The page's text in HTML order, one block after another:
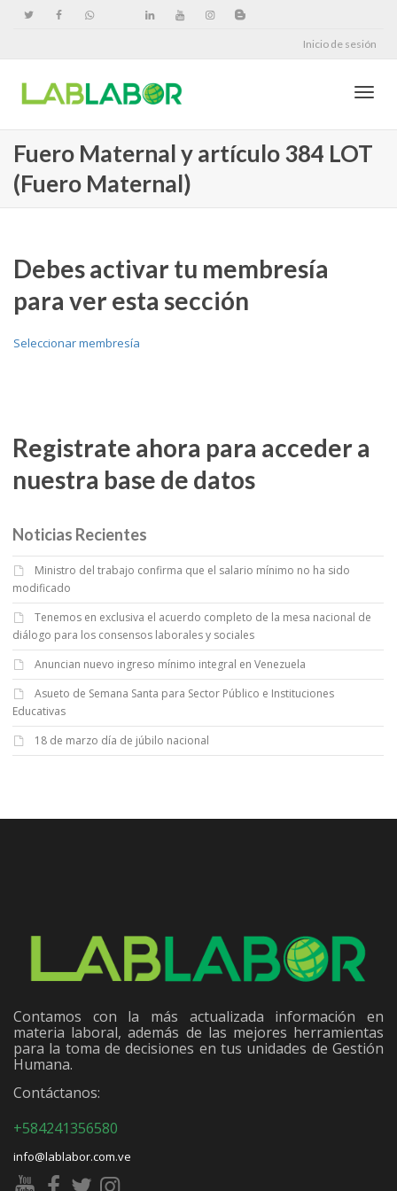
Inicio de sesión
Fuero Maternal y artículo 384 LOT
(Fuero Maternal)
Debes activar tu membresía
para ver esta sección
Seleccionar membresía
Registrate ahora para acceder a
nuestra base de datos
Noticias Recientes
Ministro del trabajo confirma que el salario mínimo no ha sido
modificado
Tenemos en exclusiva el acuerdo completo de la mesa nacional de
diálogo para los consensos laborales y sociales
Anuncian nuevo ingreso mínimo integral en Venezuela
Asueto de Semana Santa para Sector Público e Instituciones
Educativas
18 de marzo día de júbilo nacional
Contamos con la más actualizada información en
materia laboral, además de las mejores herramientas
para la toma de decisiones en tus unidades de Gestión
Humana.
Contáctanos:
+584241356580
info@lablabor.com.ve